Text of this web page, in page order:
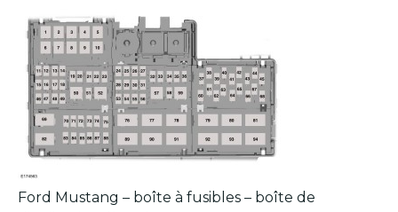
Ford Mustang – boîte à fusibles – boîte de